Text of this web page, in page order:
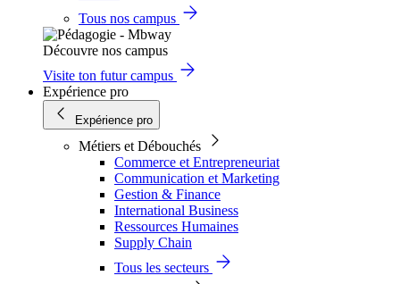
Tous nos campus
Découvre nos campus
Visite ton futur campus
Expérience pro
Expérience pro
Métiers et Débouchés
Commerce et Entrepreneuriat
Communication et Marketing
Gestion & Finance
International Business
Ressources Humaines
Supply Chain
Tous les secteurs